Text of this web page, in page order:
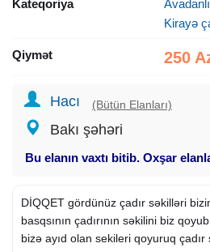
Kateqoriya
Kirayə
Qiymət 250
Hacı (Bütün Elanları)
Bakı şəhəri
Bu elanın vaxtı bitib. Oxşar
DİQQET gördünüz çadır səkilləri
basqsının çadırının səkilini biz
bizə ayıd olan sekileri qoyuruq